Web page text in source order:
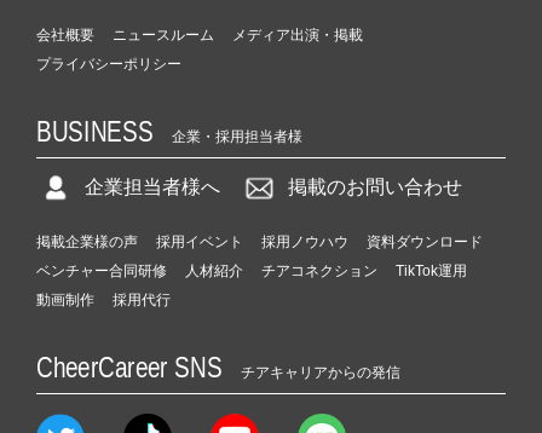
会社概要 ニュースルーム
メディア出演・掲載
プライバシーポリシー
BUSINESS 企業・採用担当者様
企業担当者様へ 掲載のお問い合わせ
掲載企業様の声 採用イベント 採用ノウハウ
資料ダウンロード
ベンチャー合同研修
人材紹介 チアコネクション
TikTok運用
動画制作
採用代行
CheerCareer SNS チアキャリアからの発信